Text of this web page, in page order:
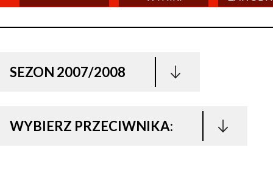
SEZON 2007/2008
WYBIERZ PRZECIWNIKA: